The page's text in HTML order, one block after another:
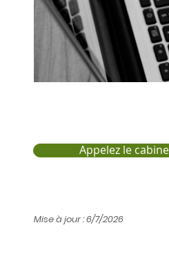
Appelez le
Mise à jour : 6/7/2026